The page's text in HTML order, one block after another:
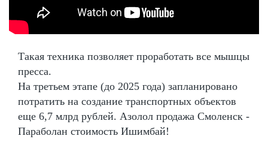
Такая техника позволяет проработать все мышцы
пресса.
На третьем этапе (до 2025 года) запланировано
потратить на создание транспортных объектов
еще 6,7 млрд рублей. Азолол продажа Смоленск -
Параболан стоимость Ишимбай!